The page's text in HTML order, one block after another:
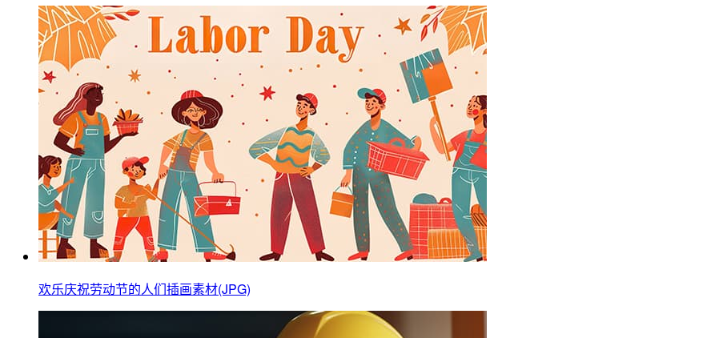
欢乐庆祝劳动节的人们插画素材(JPG)